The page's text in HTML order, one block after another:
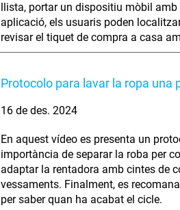
llista, portar un dispositiu mòbil
aplicació, els usuaris poden
revisar el tiquet de compra a casa
Protocolo para lavar la ropa una
16 de des. 2024
En aquest vídeo es presenta un
importància de separar la roba per
adaptar la rentadora amb cintes de
vessaments. Finalment, es
per saber quan ha acabat el cicle.